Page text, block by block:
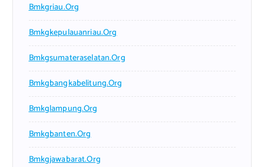
Bmkgriau.org
Bmkgkepulauanriau.org
Bmkgsumateraselatan.org
Bmkgbangkabelitung.org
Bmkglampung.org
Bmkgbanten.org
Bmkgjawabarat.org